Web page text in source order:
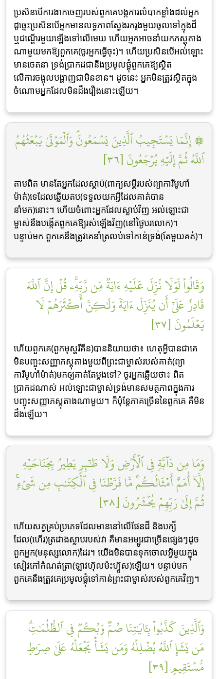
ប្រសិនបើការងាកចេញរបស់ពួកគេបង្កការលំបាកខ្លាំងដល់អ្នក
ដូច្នេះប្រសិនបើអ្នកមានលទ្ធភាពស្វែងរករូងមួយចូលទៅក្នុងដី
ឬជណ្ដើរមួយឡើងទៅលើមេឃ ហើយអ្នកអាចនាំយកភស្ដុតាង
ណាមួយមកឱ្យពួកគេ(ចូរអ្នកធ្វើចុះ)។ ហើយប្រសិនបើអល់ឡោះ
មានចេតនា ទ្រង់ប្រាកដជានឹងប្រមូលផ្ដុំពួកគេឱ្យស្ថិត
លើការចង្អុលបង្ហាញជាមិនខាន។ ដូចនេះ អ្នកមិនត្រូវស្ថិតក្នុង
ចំណោមអ្នកដែលមិនដឹងរឿងនោះឡើយ។
۞ إِنَّمَا يَسۡتَجِيبُ ٱلَّذِينَ يَسۡمَعُونَۘ وَٱلۡمَوۡتَىٰ يَبۡعَثُهُمُ
ٱللَّهُ ثُمَّ إِلَيۡهِ يُرۡجَعُونَ [٣٦]
តាមពិត មានតែអ្នកដែលស្តាប់(ពាក្យសម្តីរបស់ព្យាការីមូហាំ
ម៉ាត់)ទេដែលឆ្លើយតប(ទទួលយកអ្វីដែលគាត់បាន
នាំមក)នោះ។ ហើយចំពោះអ្នកដែលស្លាប់វិញ អល់ឡោះជា
ម្ចាស់នឹងបង្កើតពួកគេឱ្យរស់ឡើងវិញ(នៅថ្ងៃបរលោក)។
បន្ទាប់មក ពួកគេនឹងត្រូវគេនាំត្រលប់ទៅកាន់ទ្រង់(តែមួយគត់)។
وَقَالُواْ لَوۡلَا نُزِّلَ عَلَيۡهِ ءَايَةٞ مِّن رَّبِّهِۦۚ قُلۡ إِنَّ ٱللَّهَ
قَادِرٌ عَلَىٰٓ أَن يُنَزِّلَ ءَايَةٗ وَلَٰكِنَّ أَكۡثَرَهُمۡ لَا
يَعۡلَمُونَ [٣٧]
ហើយពួកគេ(ពួកមុស្ហរីគីន)បាននិយាយថា៖ ហេតុអ្វីបានជាគេ
មិនបញ្ចុះសញ្ញាភស្តុតាងមួយពីព្រះជាម្ចាស់របស់គាត់(ព្យា
ការីមូហាំម៉ាត់)មកឲ្យគាត់តែម្តងទៅ? ចូរអ្នកឆ្លើយថា៖ ពិត
ប្រាកដណាស់ អល់ឡោះជាម្ចាស់ទ្រង់មានសមត្ថភាពក្នុងការ
បញ្ចុះសញ្ញាភស្តុតាងណាមួយ។ ក៏ប៉ុន្ដែភាគច្រើននៃពួកគេ គឺមិន
ដឹងឡើយ។
وَمَا مِن دَآبَّةٖ فِي ٱلۡأَرۡضِ وَلَا طَٰٓئِرٖ يَطِيرُ بِجَنَاحَيۡهِ
إِلَّآ أُمَمٌ أَمۡثَالُكُمۚ مَّا فَرَّطۡنَا فِي ٱلۡكِتَٰبِ مِن شَيۡءٖۚ
ثُمَّ إِلَىٰ رَبِّهِمۡ يُحۡشَرُونَ [٣٨]
ហើយសត្វគ្រប់ប្រភេទដែលមាននៅលើផែនដី និងបក្សី
ដែល(ហើរ)ត្រដាងស្លាបរបស់វា គឺមានអម្បូរជាច្រើនផ្សេងៗដូច
ពួកអ្នក(មនុស្សលោក)ដែរ។ យើងមិនបានទុកចោលអ្វីមួយក្នុង
សៀវភៅកំណត់ត្រា(ឡាវហ៊ុលម៉ះហ៊្វូស)ឡើយ។ បន្ទាប់មក
ពួកគេនឹងត្រូវគេប្រមូលផ្តុំទៅកាន់ព្រះជាម្ចាស់របស់ពួកគេវិញ។
وَٱلَّذِينَ كَذَّبُواْ بِـَٔايَٰتِنَا صُمّٞ وَبُكۡمٞ فِي ٱلظُّلُمَٰتِۗ
مَن يَشَإِ ٱللَّهُ يُضۡلِلۡهُ وَمَن يَشَأۡ يَجۡعَلۡهُ عَلَىٰ صِرَٰطٖ
مُّسۡتَقِيمٖ [٣٩]